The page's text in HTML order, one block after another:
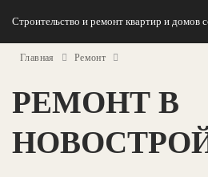
Строительство и ремонт квартир и домов
Главная Ремонт
РЕМОНТ В